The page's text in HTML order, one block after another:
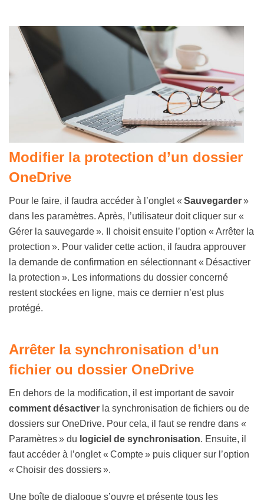
Modifier la protection d’un dossier
OneDrive
Pour le faire, il faudra accéder à l’onglet « Sauvegarder»
dans les paramètres. Après, l’utilisateur doit cliquer sur «
Gérer la sauvegarde ». Il choisit ensuite l’option « Arrêter la
protection ». Pour valider cette action, il faudra approuver
la demande de confirmation en sélectionnant « Désactiver
la protection ». Les informations du dossier concerné
restent stockées en ligne, mais ce dernier n’est plus
protégé.
Arrêter la synchronisation d’un
fichier ou dossier OneDrive
En dehors de la modification, il est important de savoir
comment désactiver la synchronisation de fichiers ou de
dossiers sur OneDrive. Pour cela, il faut se rendre dans «
Paramètres » du logiciel de synchronisation. Ensuite, il
faut accéder à l’onglet « Compte » puis cliquer sur l’option
« Choisir des dossiers ».
Une boîte de dialogue s’ouvre et présente tous les